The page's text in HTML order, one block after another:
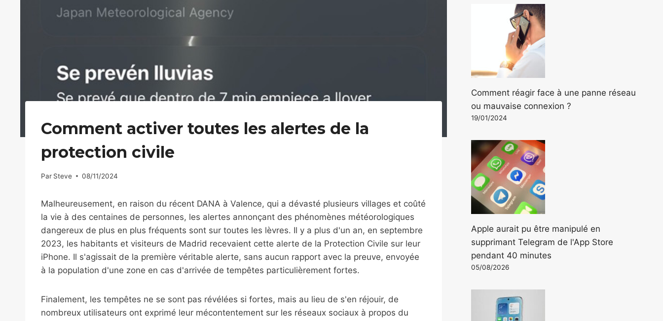
Comment activer toutes les alertes de la
protection civile
Par Steve 08/11/2024
Malheureusement, en raison du récent DANA à Valence, qui a dévasté plusieurs villages et coûté
la vie à des centaines de personnes, les alertes annonçant des phénomènes météorologiques
dangereux de plus en plus fréquents sont sur toutes les lèvres. Il y a plus d'un an, en septembre
2023, les habitants et visiteurs de Madrid recevaient cette alerte de la Protection Civile sur leur
iPhone. Il s'agissait de la première véritable alerte, sans aucun rapport avec la preuve, envoyée
à la population d'une zone en cas d'arrivée de tempêtes particulièrement fortes.
Finalement, les tempêtes ne se sont pas révélées si fortes, mais au lieu de s'en réjouir, de
nombreux utilisateurs ont exprimé leur mécontentement sur les réseaux sociaux à propos du
Comment réagir face à une panne réseau
ou mauvaise connexion ?
19/01/2024
Apple aurait pu être manipulé en
supprimant Telegram de l'App Store
pendant 40 minutes
05/08/2026